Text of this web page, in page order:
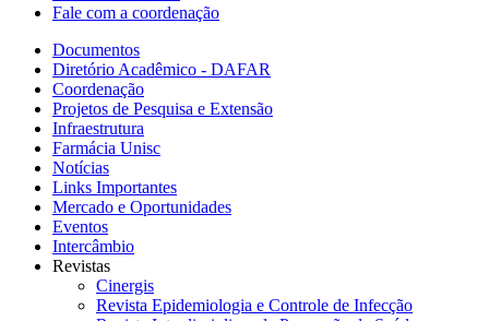
Fale com a coordenação
Documentos
Diretório Acadêmico - DAFAR
Coordenação
Projetos de Pesquisa e Extensão
Infraestrutura
Farmácia Unisc
Notícias
Links Importantes
Mercado e Oportunidades
Eventos
Intercâmbio
Revistas
Cinergis
Revista Epidemiologia e Controle de Infecção